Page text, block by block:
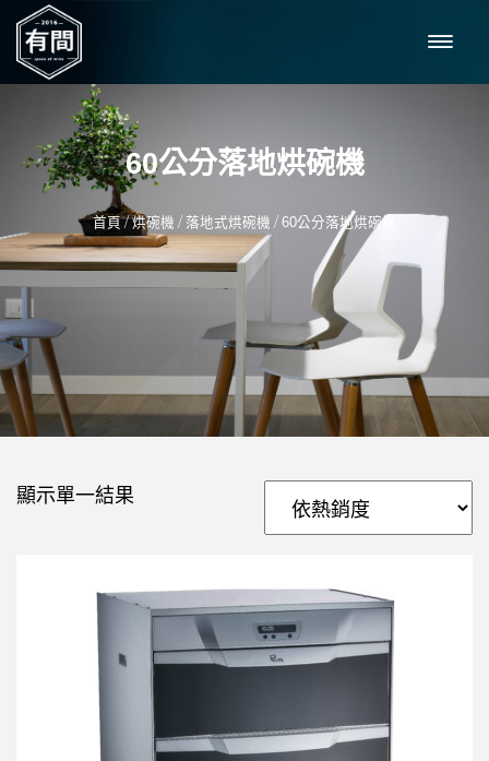
60公分落地烘碗機
首頁/烘碗機 / 落地式烘碗機 / 60公分落地烘碗機
顯示單一結果